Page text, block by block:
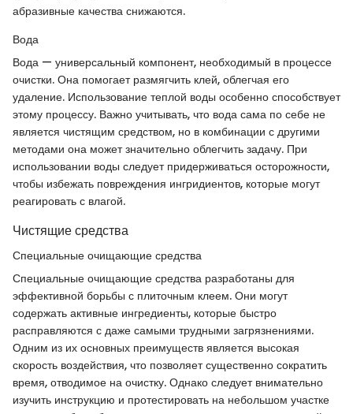
абразивные качества снижаются.
Вода
Вода — универсальный компонент, необходимый в процессе
очистки. Она помогает размягчить клей, облегчая его
удаление. Использование теплой воды особенно способствует
этому процессу. Важно учитывать, что вода сама по себе не
является чистящим средством, но в комбинации с другими
методами она может значительно облегчить задачу. При
использовании воды следует придерживаться осторожности,
чтобы избежать повреждения ингридиентов, которые могут
реагировать с влагой.
Чистящие средства
Специальные очищающие средства
Специальные очищающие средства разработаны для
эффективной борьбы с плиточным клеем. Они могут
содержать активные ингредиенты, которые быстро
расправляются с даже самыми трудными загрязнениями.
Одним из их основных преимуществ является высокая
скорость воздействия, что позволяет существенно сократить
время, отводимое на очистку. Однако следует внимательно
изучить инструкцию и протестировать на небольшом участке